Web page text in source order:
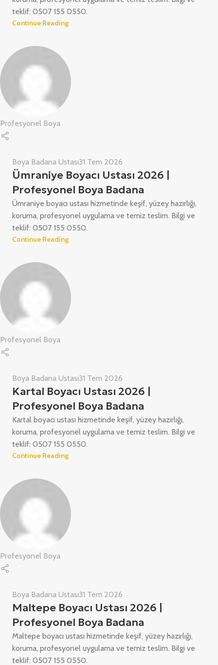
teklif: 0507 155 0550.
Continue Reading
Profesyonel Boya
Boya Badana Ustası31 Tem 2026
Ümraniye Boyacı Ustası 2026 |
Profesyonel Boya Badana
Ümraniye boyacı ustası hizmetinde keşif, yüzey hazırlığı,
koruma, profesyonel uygulama ve temiz teslim. Bilgi ve
teklif: 0507 155 0550.
Continue Reading
Profesyonel Boya
Boya Badana Ustası31 Tem 2026
Kartal Boyacı Ustası 2026 |
Profesyonel Boya Badana
Kartal boyacı ustası hizmetinde keşif, yüzey hazırlığı,
koruma, profesyonel uygulama ve temiz teslim. Bilgi ve
teklif: 0507 155 0550.
Continue Reading
Profesyonel Boya
Boya Badana Ustası31 Tem 2026
Maltepe Boyacı Ustası 2026 |
Profesyonel Boya Badana
Maltepe boyacı ustası hizmetinde keşif, yüzey hazırlığı,
koruma, profesyonel uygulama ve temiz teslim. Bilgi ve
teklif: 0507 155 0550.